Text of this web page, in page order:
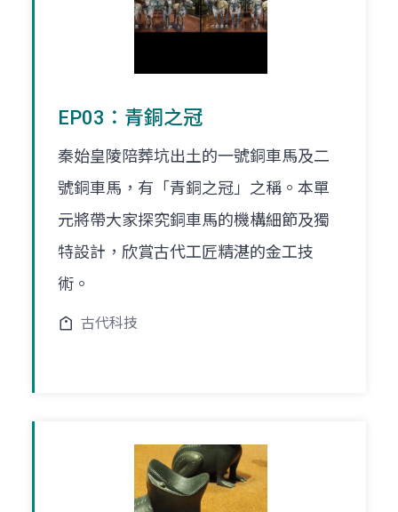
EP03：青銅之冠
秦始皇陵陪葬坑出土的一號銅車馬及二
號銅車馬，有「青銅之冠」之稱。本單
元將帶大家探究銅車馬的機構細節及獨
特設計，欣賞古代工匠精湛的金工技
術。
古代科技